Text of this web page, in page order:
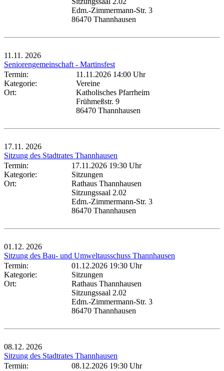
Edm.-Zimmermann-Str. 3
86470 Thannhausen
11.11. 2026
Seniorengemeinschaft - Martinsfest
Termin:
11.11.2026 14:00 Uhr
Kategorie:
Vereine
Ort:
Katholisches Pfarrheim
Frühmeßstr. 9
86470 Thannhausen
17.11. 2026
Sitzung des Stadtrates Thannhausen
Termin:
17.11.2026 19:30 Uhr
Kategorie:
Sitzungen
Ort:
Rathaus Thannhausen
Sitzungssaal 2.02
Edm.-Zimmermann-Str. 3
86470 Thannhausen
01.12. 2026
Sitzung des Bau- und Umweltausschuss Thannhausen
Termin:
01.12.2026 19:30 Uhr
Kategorie:
Sitzungen
Ort:
Rathaus Thannhausen
Sitzungssaal 2.02
Edm.-Zimmermann-Str. 3
86470 Thannhausen
08.12. 2026
Sitzung des Stadtrates Thannhausen
Termin:
08.12.2026 19:30 Uhr